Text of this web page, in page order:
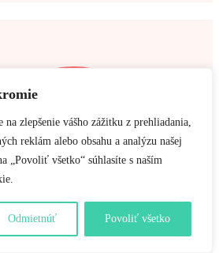
na zlepšenie vášho zážitku z prehliadania,
reklám alebo obsahu a analýzu našej
„Povoliť všetko“ súhlasíte s naším
Odmietnúť Povoliť všetko